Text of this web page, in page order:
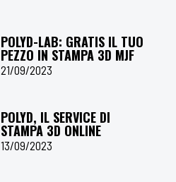
POLYD-LAB: GRATIS IL TUO
PEZZO IN STAMPA 3D MJF
21/09/2023
POLYD, IL SERVICE DI
STAMPA 3D ONLINE
13/09/2023